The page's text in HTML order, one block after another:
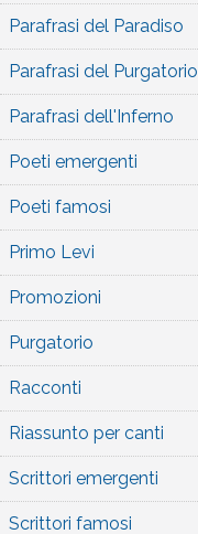
Parafrasi del Paradiso
Parafrasi del Purgatorio
Parafrasi dell'Inferno
Poeti emergenti
Poeti famosi
Primo Levi
Promozioni
Purgatorio
Racconti
Riassunto per canti
Scrittori emergenti
Scrittori famosi